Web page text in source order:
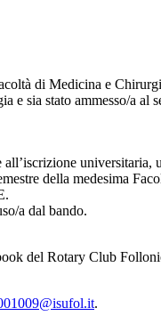
di Medicina e
sia stato ammesso/a al
universitaria,
della medesima
a dal bando.
del Rotary Club
.